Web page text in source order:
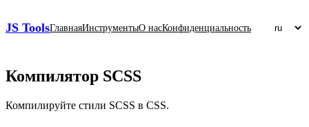
JS ToolsГлавнаяИнструментыО насКонфиденциальность
Компилятор SCSS
Компилируйте стили SCSS в CSS.